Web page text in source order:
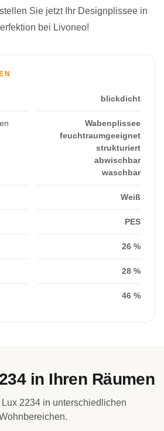
Sie jetzt Ihr Designplissee in
bei Livoneo!
blickdicht
Wabenplissee
feuchtraumgeeignet
strukturiert
abwischbar
waschbar
Weiß
PES
26 %
28 %
46 %
in Ihren Räumen
2234 in unterschiedlichen